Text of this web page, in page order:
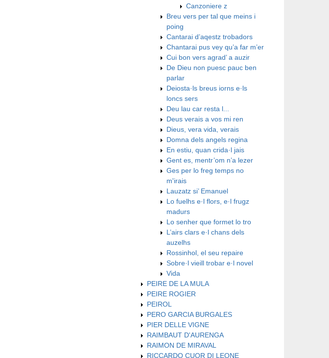
Canzoniere z
Breu vers per tal que meins i
poing
Cantarai d’aqestz trobadors
Chantarai pus vey qu’a far m’er
Cui bon vers agrad’ a auzir
De Dieu non puesc pauc ben
parlar
Deiosta·ls breus iorns e·ls
loncs sers
Deu lau car resta l...
Deus verais a vos mi ren
Dieus, vera vida, verais
Domna dels angels regina
En estiu, quan crida·l jais
Gent es, mentr’om n’a lezer
Ges per lo freg temps no
m'irais
Lauzatz si’ Emanuel
Lo fuelhs e·l flors, e·l frugz
madurs
Lo senher que formet lo tro
L’airs clars e·l chans dels
auzelhs
Rossinhol, el seu repaire
Sobre·l vieill trobar e·l novel
Vida
PEIRE DE LA MULA
PEIRE ROGIER
PEIROL
PERO GARCIA BURGALES
PIER DELLE VIGNE
RAIMBAUT D'AURENGA
RAIMON DE MIRAVAL
RICCARDO CUOR DI LEONE